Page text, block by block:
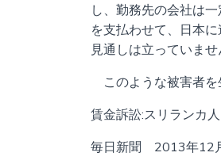
し、勤務先の会社は
を支払わせて、日本
見通しは立っていませ
このような被害者を
賃金訴訟:スリランカ
毎日新聞 2013年12